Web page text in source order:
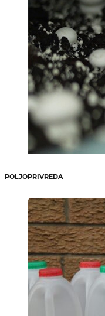
POLJOPRIVREDA